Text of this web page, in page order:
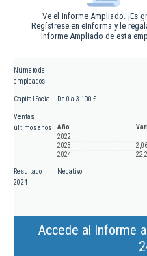
Ve el Informe Ampliado. ¡Es
Regístrese en eInforma y le
Informe Ampliado de esta
Número de
empleados
Capital Social De 0 a 3.100 €
Ventas
últimos años
Año
2022
2023
2024
Resultado
2024
Negativo
Accede al Informe